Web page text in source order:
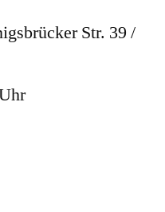
Str. 39 /